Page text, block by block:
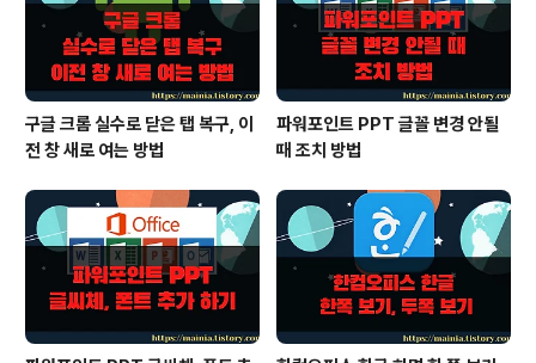
구글 크롬 실수로 닫은 탭 복구, 이
전 창 새로 여는 방법
파워포인트 PPT 글꼴 변경 안될
때 조치 방법